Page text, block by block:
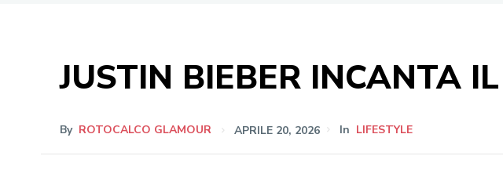
JUSTIN BIEBER INCANTA
By ROTOCALCO GLAMOUR APRILE 20, 2026 In LIFESTYLE